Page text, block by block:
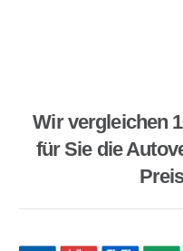
Wir vergleichen
für Sie die